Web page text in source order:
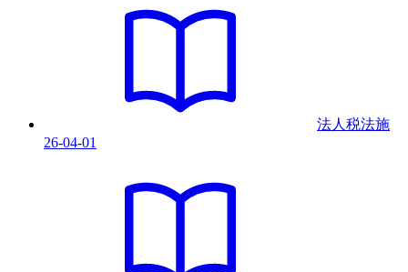
法人税法施
26-04-01